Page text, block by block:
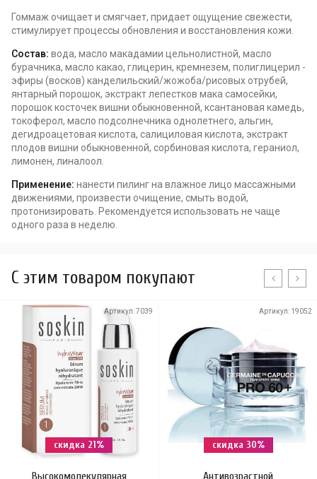
Гоммаж очищает и смягчает, придает ощущение свежести,
стимулирует процессы обновления и восстановления кожи.
Состав: вода, масло макадамии цельнолистной, масло
бурачника, масло какао, глицерин, кремнезем, полиглицерил -
эфиры (восков) канделильский/жожоба/рисовых отрубей,
янтарный порошок, экстракт лепестков мака самосейки,
порошок косточек вишни обыкновенной, ксантановая камедь,
токоферол, масло подсолнечника однолетнего, альгин,
дегидроацетовая кислота, салициловая кислота, экстракт
плодов вишни обыкновенной, сорбиновая кислота, гераниол,
лимонен, линалоол.
Применение: нанести пилинг на влажное лицо массажными
движениями, произвести очищение, смыть водой,
протонизировать. Рекомендуется использовать не чаще
одного раза в неделю.
C этим товаром покупают
Артикул:7039
скидка 21%
Высокомолекулярная
Артикул: 19052
скидка 30%
Антивозрастной